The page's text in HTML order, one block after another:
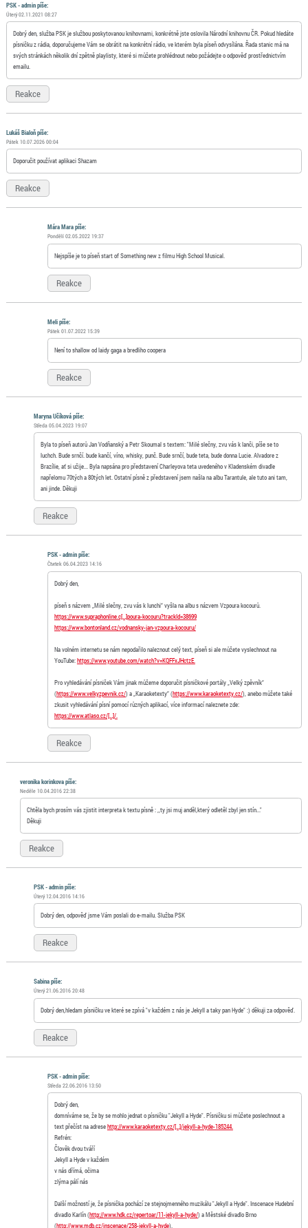
PSK - admin píše:
Úterý 02.11.2021 08:27
Dobrý den, služba PSK je službou poskytovanou knihovnami, konkrétně jste oslovila Národní knihovnu ČR. Pokud hledáte
písničku z rádia, doporučujeme Vám se obrátit na konkrétní rádio, ve kterém byla píseň odvysílána. Řada stanic má na
svých stránkách několik dní zpětně playlisty, které si můžete prohlédnout nebo požádejte o odpověď prostřednictvím
emailu.
Reakce
Lukáš Bialoň píše:
Pátek 10.07.2026 00:04
Doporučit používat aplikaci Shazam
Reakce
Mára Mara píše:
Pondělí 02.05.2022 19:37
Nejspíše je to píseň start of Something new z filmu High School Musical.
Reakce
Meli píše:
Pátek 01.07.2022 15:39
Není to shallow od laidy gaga a bredliho coopera
Reakce
Maryna Učíková píše:
Středa 05.04.2023 19:07
Byla to píseň autorů Jan Vodňanský a Petr Skoumal s textem: "Milé slečny, zvu vás k lanči, píše se to
luchch. Bude srnčí. bude kančí, víno, whisky, punč. Bude srnčí, bude teta, bude donna Lucie. Alvadore z
Brazílie, ať si užije... Byla napsána pro představení Charleyova teta uvedeného v Kladenském divadle
napřelomu 70tých a 80tých let. Ostatní písně z představení jsem našla na albu Tarantule, ale tuto ani tam,
ani jinde. Děkuji
Reakce
PSK - admin píše:
Čtvrtek 06.04.2023 14:16
Dobrý den,
píseň s názvem „Milé slečny, zvu vás k lunchi“ vyšla na albu s názvem Vzpoura kocourů.
https://www.supraphonline.c[…]poura-kocouru?trackId=38699
https://www.bontonland.cz/vodnansky-jan-vzpoura-kocouru/
Na volném internetu se nám nepodařilo naleznout celý text, píseň si ale můžete vyslechnout na
YouTube:https://www.youtube.com/watch?v=KQFFxJHctzE.
Pro vyhledávání písniček Vám jinak můžeme doporučit písničkové portály „Velký zpěvník“
(https://www.velkyzpevnik.cz/) a „Karaoketexty“ (https://www.karaoketexty.cz/), anebo můžete také
zkusit vyhledávání písní pomocí různých aplikací, více informací naleznete zde:
https://www.atlaso.cz/[…]/.
Reakce
veronika korinkova píše:
Neděle 10.04.2016 22:38
Chtěla bych prosím vás zjistit interpreta k textu písně : ,,ty jsi muj anděl,který odletěl zbyl jen stín..."
Děkuji
Reakce
PSK - admin píše:
Úterý 12.04.2016 14:16
Dobrý den, odpověď jsme Vám poslali do e-mailu. Služba PSK
Reakce
Sabina píše:
Úterý 21.06.2016 20:48
Dobrý den,hledam písničku ve které se zpívá "v každém z nás je Jekyll a taky pan Hyde" :) děkuji za odpověď.
Reakce
PSK - admin píše:
Středa 22.06.2016 13:50
Dobrý den,
domníváme se, že by se mohlo jednat o písničku "Jekyll a Hyde". Písničku si můžete poslechnout a
text přečíst na adresehttp://www.karaoketexty.cz/[…]/jekyll-a-hyde-185244.
Refrén:
Člověk dvou tváří
Jekyll a Hyde v každém
v nás dřímá, očima
zlýma pálí nás
Další možností je, že písnička pochází ze stejnojmenného muzikálu "Jekyll a Hyde". Inscenace Hudební
divadlo Karlín (http://www.hdk.cz/repertoar/11-jekyll-a-hyde/) a Městské divadlo Brno
(http://www.mdb.cz/inscenace/258-jekyll-a-hyde).